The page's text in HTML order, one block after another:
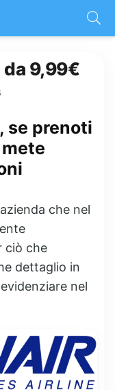
da 9,99€
se prenoti
che nel
ciò che
dettaglio in
nel